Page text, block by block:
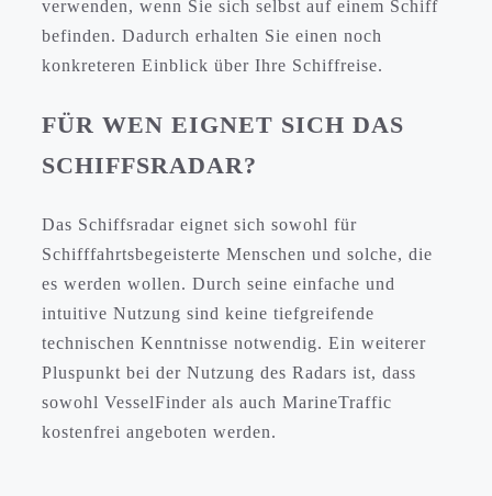
verwenden, wenn Sie sich selbst auf einem Schiff
befinden. Dadurch erhalten Sie einen noch
konkreteren Einblick über Ihre Schiffreise.
FÜR WEN EIGNET SICH DAS
SCHIFFSRADAR?
Das Schiffsradar eignet sich sowohl für
Schifffahrtsbegeisterte Menschen und solche, die
es werden wollen. Durch seine einfache und
intuitive Nutzung sind keine tiefgreifende
technischen Kenntnisse notwendig. Ein weiterer
Pluspunkt bei der Nutzung des Radars ist, dass
sowohl VesselFinder als auch MarineTraffic
kostenfrei angeboten werden.